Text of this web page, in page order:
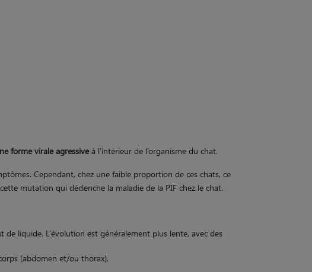
forme virale agressiveà l’intérieur de l’organisme du chat.
Cependant, chez une faible proportion de ces chats, ce
mutation qui déclenche la maladie de la PIF chez le chat.
liquide. L’évolution est généralement plus lente, avec des
(abdomen et/ou thorax).
question = une surprise !
qui le garderait ?
Je n'y ai pas réfléchi